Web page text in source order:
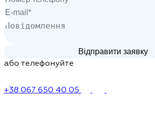
або телефонуйте
+38 067 650 40 05